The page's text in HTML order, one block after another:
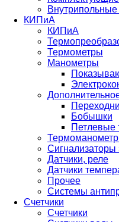
Внутрипольные
КИПиА
КИПиА
Термометры
Манометры
Бобышки
Петлевые
Сигнализаторы
Датчики, реле
Датчики
Прочее
Системы
Счетчики
Счетчики